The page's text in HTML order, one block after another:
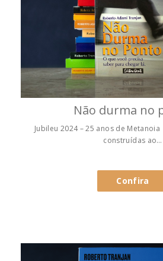
Não durma no
Jubileu 2024 – 25 anos de
construídas ao…
Confira